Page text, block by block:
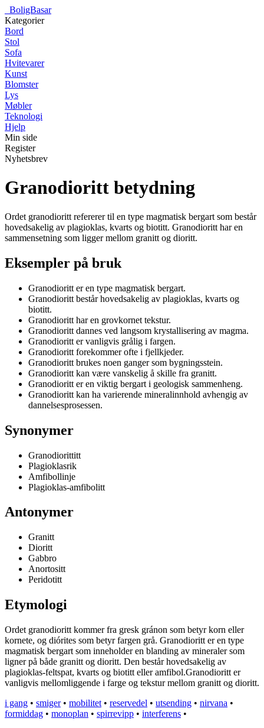
BoligBasar
Kategorier
Bord
Stol
Sofa
Hvitevarer
Kunst
Blomster
Lys
Møbler
Teknologi
Hjelp
Min side
Register
Nyhetsbrev
Granodioritt betydning
Ordet granodioritt refererer til en type magmatisk bergart som består
hovedsakelig av plagioklas, kvarts og biotitt. Granodioritt har en
sammensetning som ligger mellom granitt og dioritt.
Eksempler på bruk
Granodioritt er en type magmatisk bergart.
Granodioritt består hovedsakelig av plagioklas, kvarts og
biotitt.
Granodioritt har en grovkornet tekstur.
Granodioritt dannes ved langsom krystallisering av magma.
Granodioritt er vanligvis grålig i fargen.
Granodioritt forekommer ofte i fjellkjeder.
Granodioritt brukes noen ganger som bygningsstein.
Granodioritt kan være vanskelig å skille fra granitt.
Granodioritt er en viktig bergart i geologisk sammenheng.
Granodioritt kan ha varierende mineralinnhold avhengig av
dannelsesprosessen.
Synonymer
Granodiorittitt
Plagioklasrik
Amfibollinje
Plagioklas-amfibolitt
Antonymer
Granitt
Dioritt
Gabbro
Anortositt
Peridotitt
Etymologi
Ordet granodioritt kommer fra gresk gránon som betyr korn eller
kornete, og diórites som betyr fargen grå. Granodioritt er en type
magmatisk bergart som inneholder en blanding av mineraler som
ligner på både granitt og dioritt. Den består hovedsakelig av
plagioklas-feltspat, kvarts og biotitt eller amfibol.Granodioritt er
vanligvis mellomliggende i farge og tekstur mellom granitt og dioritt.
i gang • smiger• mobilitet • reservedel • utsending • nirvana •
formiddag • monoplan • spirrevipp • interferens •